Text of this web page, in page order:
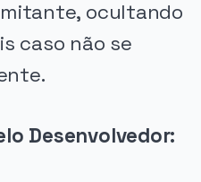
ocultando
caso não se
Desenvolvedor: